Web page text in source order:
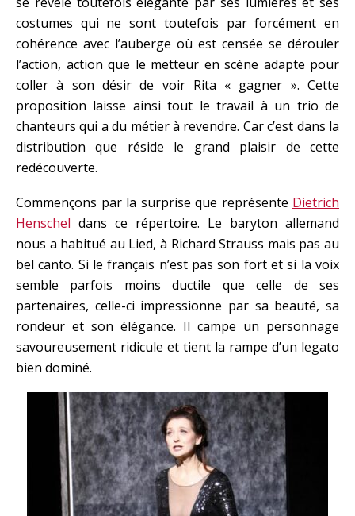
costumes qui ne sont toutefois par forcément en
cohérence avec l’auberge où est censée se dérouler
l’action, action que le metteur en scène adapte pour
coller à son désir de voir Rita « gagner ». Cette
proposition laisse ainsi tout le travail à un trio de
chanteurs qui a du métier à revendre. Car c’est dans la
distribution que réside le grand plaisir de cette
redécouverte.
Commençons par la surprise que représente Dietrich
Henschel dans ce répertoire. Le baryton allemand
nous a habitué au Lied, à Richard Strauss mais pas au
bel canto. Si le français n’est pas son fort et si la voix
semble parfois moins ductile que celle de ses
partenaires, celle-ci impressionne par sa beauté, sa
rondeur et son élégance. Il campe un personnage
savoureusement ridicule et tient la rampe d’un legato
bien dominé.